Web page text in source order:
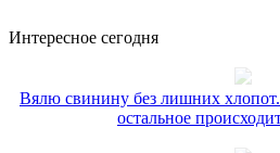
Интересное сегодня
Вялю свинину без лишних
остальное